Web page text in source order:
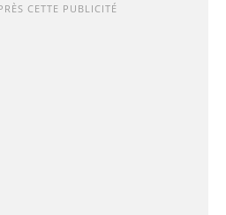
CETTE PUBLICITÉ